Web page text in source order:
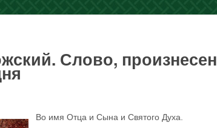
Слово,
Во имя Отца и Сына и Святого Духа.